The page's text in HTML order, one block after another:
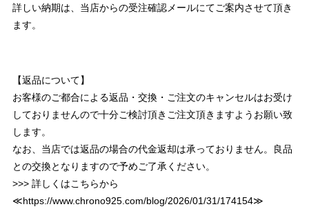
詳しい納期は、当店からの受注確認メールにてご案内させて頂き
ます。
【返品について】
お客様のご都合による返品・交換・ご注文のキャンセルはお受け
しておりませんので十分ご検討頂きご注文頂きますようお願い致
します。
なお、当店では返品の場合の代金返却は承っておりません。良品
との交換となりますので予めご了承ください。
>>> 詳しくはこちらから
≪https://www.chrono925.com/blog/2026/01/31/174154≫